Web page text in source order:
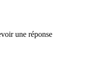
une réponse